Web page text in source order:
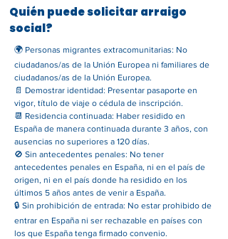
Quién puede solicitar arraigo
social?
🌍 Personas migrantes extracomunitarias: No
ciudadanos/as de la Unión Europea ni familiares de
ciudadanos/as de la Unión Europea.
📄 Demostrar identidad: Presentar pasaporte en
vigor, título de viaje o cédula de inscripción.
📆 Residencia continuada: Haber residido en
España de manera continuada durante 3 años, con
ausencias no superiores a 120 días.
🚫 Sin antecedentes penales: No tener
antecedentes penales en España, ni en el país de
origen, ni en el país donde ha residido en los
últimos 5 años antes de venir a España.
🔒 Sin prohibición de entrada: No estar prohibido de
entrar en España ni ser rechazable en países con
los que España tenga firmado convenio.